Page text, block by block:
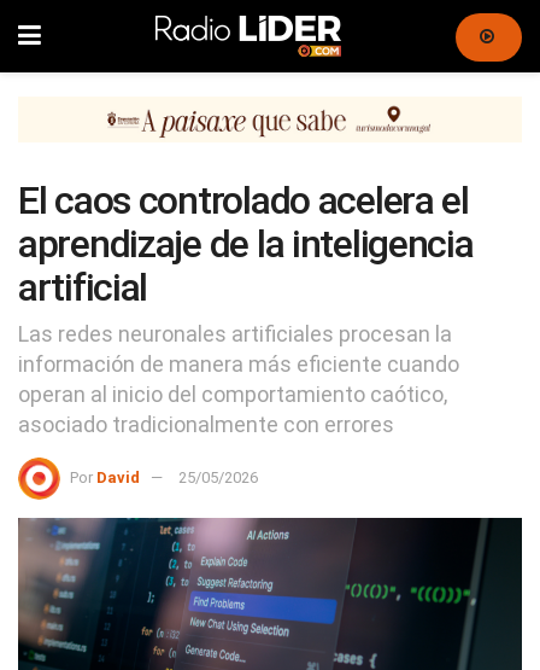
El caos controlado acelera el
aprendizaje de la inteligencia
artificial
Las redes neuronales artificiales procesan la
información de manera más eficiente cuando
operan al inicio del comportamiento caótico,
asociado tradicionalmente con errores
Por David 25/05/2026